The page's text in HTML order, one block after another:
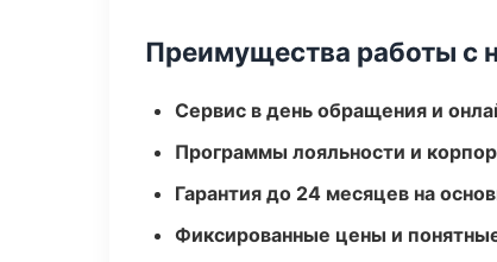
Преимущества работы с
Сервис в день обращения и
Программы лояльности и
Гарантия до 24 месяцев на
Фиксированные цены и